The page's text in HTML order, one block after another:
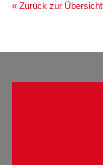
« Zurück zur Übersicht